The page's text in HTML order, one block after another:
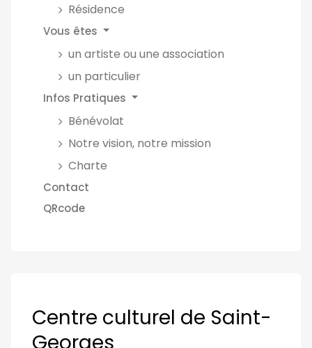
Résidence
Vous êtes
un artiste ou une association
un particulier
Infos Pratiques
Bénévolat
Notre vision, notre mission
Charte
Contact
QRcode
Centre culturel de Saint-
Georges